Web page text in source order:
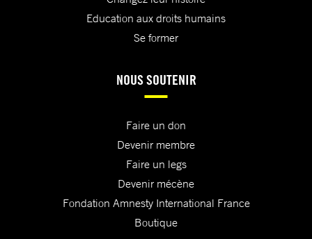
Education aux droits humains
Se former
NOUS SOUTENIR
Faire un don
Devenir membre
Faire un legs
Devenir mécène
Fondation Amnesty International France
Boutique